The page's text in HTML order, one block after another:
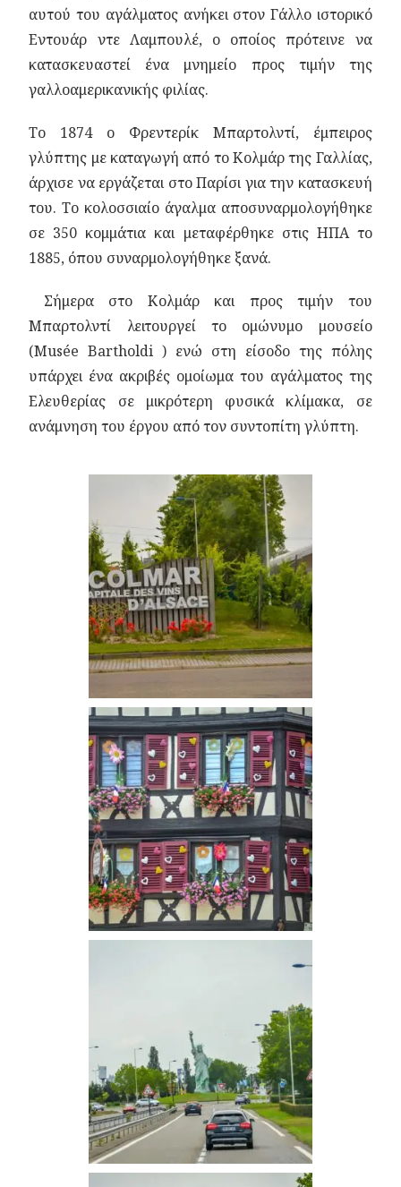
αυτού του αγάλματος ανήκει στον Γάλλο ιστορικό
Εντουάρ ντε Λαμπουλέ, ο οποίος πρότεινε να
κατασκευαστεί ένα μνημείο προς τιμήν της
γαλλοαμερικανικής φιλίας.
Το 1874 ο Φρεντερίκ Μπαρτολντί, έμπειρος
γλύπτης με καταγωγή από το Κολμάρ της Γαλλίας,
άρχισε να εργάζεται στο Παρίσι για την κατασκευή
του. Το κολοσσιαίο άγαλμα αποσυναρμολογήθηκε
σε 350 κομμάτια και μεταφέρθηκε στις ΗΠΑ το
1885, όπου συναρμολογήθηκε ξανά.
Σήμερα στο Κολμάρ και προς τιμήν του
Μπαρτολντί λειτουργεί το ομώνυμο μουσείο
(Musée Bartholdi ) ενώ στη είσοδο της πόλης
υπάρχει ένα ακριβές ομοίωμα του αγάλματος της
Ελευθερίας σε μικρότερη φυσικά κλίμακα, σε
ανάμνηση του έργου από τον συντοπίτη γλύπτη.